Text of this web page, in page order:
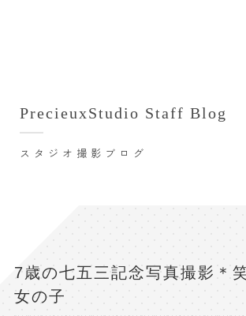
七五三お参り用着物レンタル
お宮参り写真撮影
ハーフバースデー撮影
卒業袴･卒業写真撮影
スタジオ撮影ブログ
PrecieuxStudio Staff Blog
7歳の七五三記念写真撮影＊
女の子